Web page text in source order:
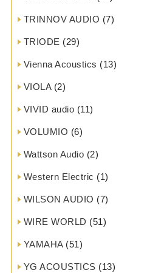
TRINNOV AUDIO (7)
TRIODE (29)
Vienna Acoustics (13)
VIOLA(2)
VIVID audio (11)
VOLUMIO (6)
Wattson Audio (2)
Western Electric (1)
WILSON AUDIO (7)
WIRE WORLD (51)
YAMAHA(51)
YG ACOUSTICS (13)